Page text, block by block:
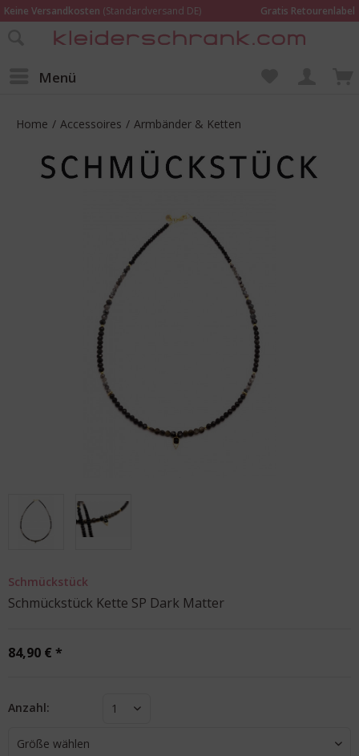
Keine Versandkosten (Standardversand DE)
Gratis Retourenlabel
Online bestellen – im Geschäft in Kempen anprobieren und beraten lassen
Menü
Home / Accessoires / Armbänder & Ketten
Schmückstück
Schmückstück Kette SP Dark Matter
84,90 € *
Anzahl: 1
Größe wählen